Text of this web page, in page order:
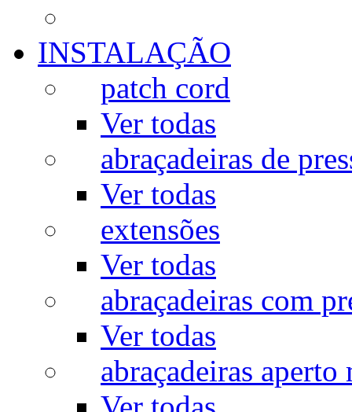
INSTALAÇÃO
patch cord
Ver todas
abraçadeiras de
Ver todas
extensões
Ver todas
abraçadeiras com
Ver todas
abraçadeiras aperto